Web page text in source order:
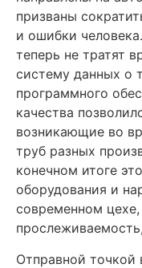
призваны
и ошибки
теперь не тратят
систему данных о
программного
качества
возникающие во
труб разных
конечном итоге
оборудования и
современном цехе,
Отправной точкой